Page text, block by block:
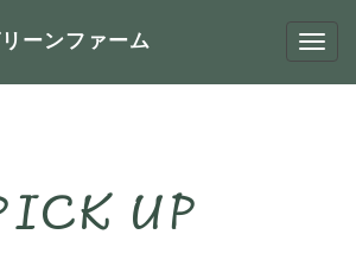
ーンファーム
UP